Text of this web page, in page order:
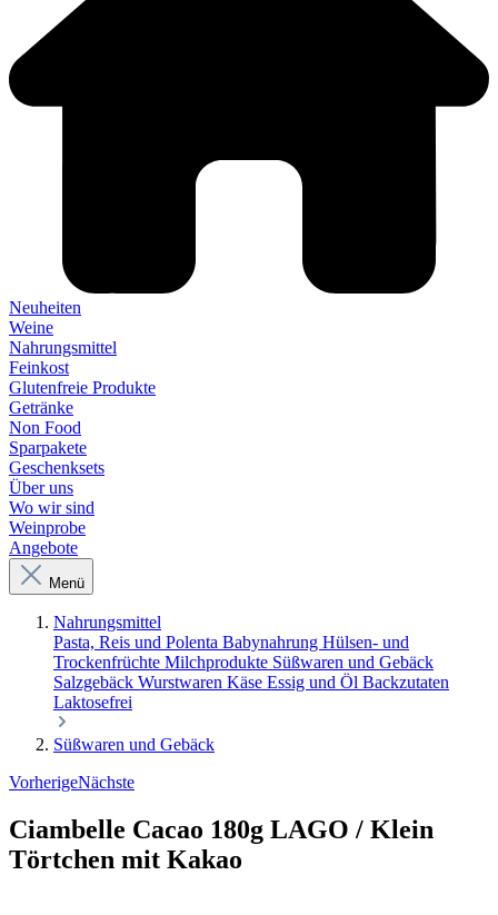
Neuheiten
Weine
Nahrungsmittel
Feinkost
Glutenfreie Produkte
Getränke
Non Food
Sparpakete
Geschenksets
Über uns
Wo wir sind
Weinprobe
Angebote
Menü
Nahrungsmittel
Pasta, Reis und Polenta Babynahrung Hülsen- und
Trockenfrüchte Milchprodukte Süßwaren und Gebäck
Salzgebäck Wurstwaren Käse Essig und Öl Backzutaten
Laktosefrei
Süßwaren und Gebäck
VorherigeNächste
Ciambelle Cacao 180g LAGO / Klein
Törtchen mit Kakao